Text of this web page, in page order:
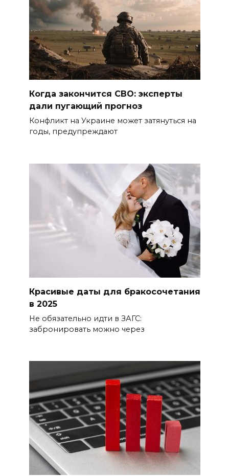
Когда закончится СВО: эксперты
дали пугающий прогноз
Конфликт на Украине может затянуться на
годы, предупреждают
Красивые даты для бракосочетания
в 2025
Не обязательно идти в ЗАГС:
забронировать можно через